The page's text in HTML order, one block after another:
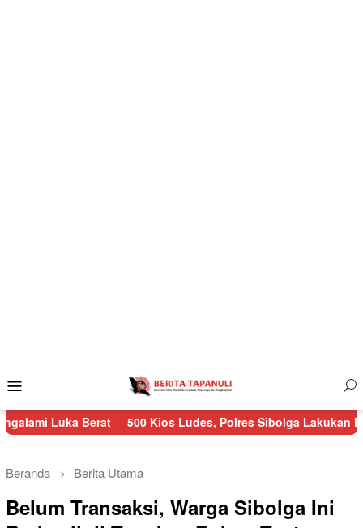
Mobile
Berat 500 Kios Ludes, Polres Sibolga Lakukan Pengamanan
Beranda Berita Utama
Belum Transaksi, Warga Sibolga Ini